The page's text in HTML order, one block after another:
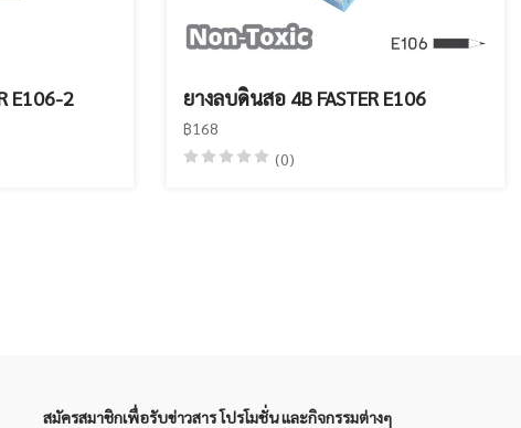
E106-2 ยางลบดินสอ 4B FASTER E106
฿168
(0)
สมัครสมาชิกเพื่อรับข่าวสาร โปรโมชั่น และกิจกรรมต่างๆ